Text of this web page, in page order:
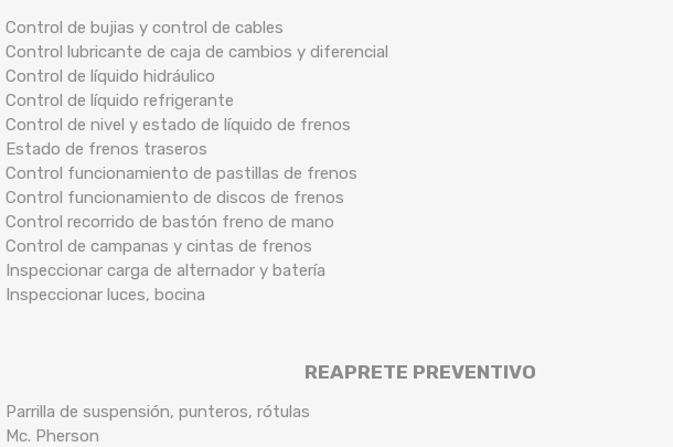
Control de bujias y control de cables
Control lubricante de caja de cambios y diferencial
Control de líquido hidráulico
Control de líquido refrigerante
Control de nivel y estado de líquido de frenos
Estado de frenos traseros
Control funcionamiento de pastillas de frenos
Control funcionamiento de discos de frenos
Control recorrido de bastón freno de mano
Control de campanas y cintas de frenos
Inspeccionar carga de alternador y batería
Inspeccionar luces, bocina
REAPRETE PREVENTIVO
Parrilla de suspensión, punteros, rótulas
Mc. Pherson